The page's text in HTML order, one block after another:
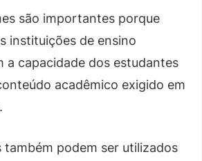
são importantes porque
instituições de ensino
a capacidade dos estudantes
acadêmico exigido em
também podem ser utilizados